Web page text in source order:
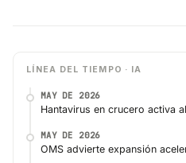
LÍNEA DEL TIEMPO · IA
MAY DE 2026
Hantavirus en crucero activa
MAY DE 2026
OMS advierte expansión